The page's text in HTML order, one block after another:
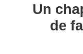
Un
de